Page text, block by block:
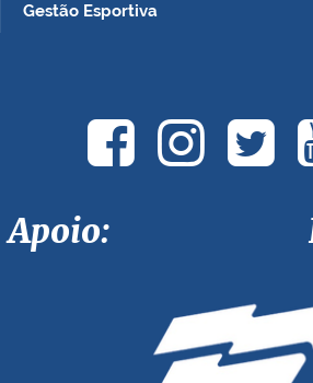
Gestão Esportiva
Apoio: